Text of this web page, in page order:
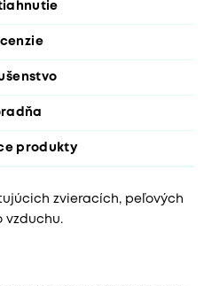
produkty
zvieracích, peľových
vzduchu.